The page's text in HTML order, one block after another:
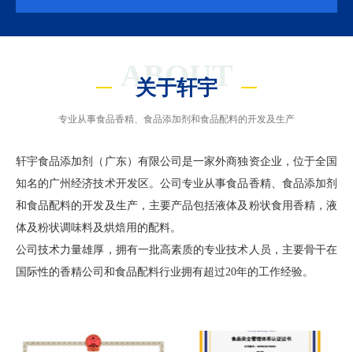
ABOUT
关于轩宇
专业从事食品香精、食品添加剂和食品配料的开发及生产
轩宇食品添加剂（广东）有限公司是一家外商独资企业，位于全国
知名的广州经济技术开发区。公司专业从事食品香精、食品添加剂
和食品配料的开发及生产，主要产品包括液体及粉状食用香精，液
体及粉状调味料及烘焙用的配料。
公司技术力量雄厚，拥有一批高素质的专业技术人员，主要骨干在
国际性的香精公司和食品配料行业拥有超过20年的工作经验。